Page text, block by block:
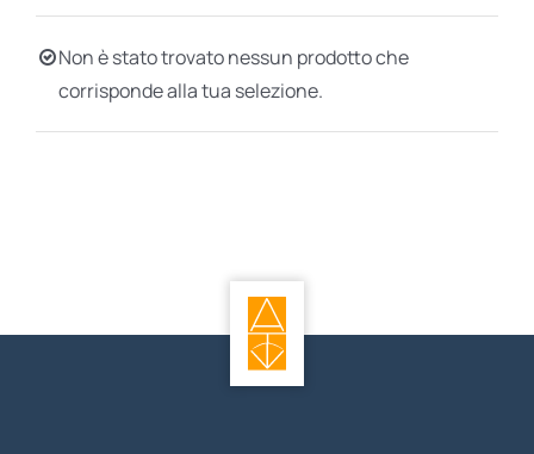
BIOGRAFIE
ATTUALITÀ
Non è stato trovato nessun prodotto che
corrisponde alla tua selezione.